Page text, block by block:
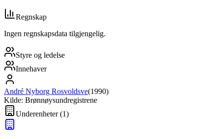
Regnskap
Ingen regnskapsdata tilgjengelig.
Styre og ledelse
Innehaver
André Nyborg Rosvoldsve(1990)
Kilde: Brønnøysundregistrene
Underenheter(1)